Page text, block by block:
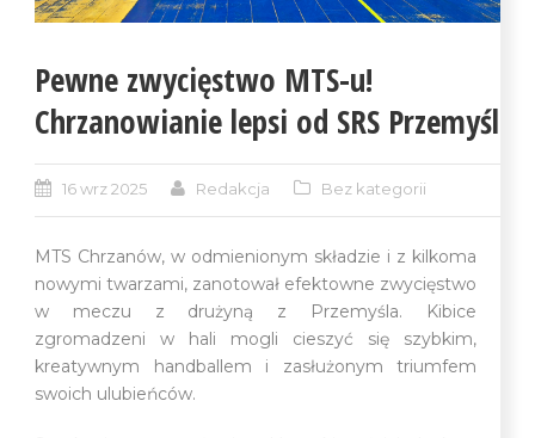
Pewne zwycięstwo MTS-u!
Chrzanowianie lepsi od SRS Przemyśl
16 wrz 2025 Redakcja Bez kategorii
MTS Chrzanów, w odmienionym składzie i z kilkoma
nowymi twarzami, zanotował efektowne zwycięstwo
w meczu z drużyną z Przemyśla. Kibice
zgromadzeni w hali mogli cieszyć się szybkim,
kreatywnym handballem i zasłużonym triumfem
swoich ulubieńców.